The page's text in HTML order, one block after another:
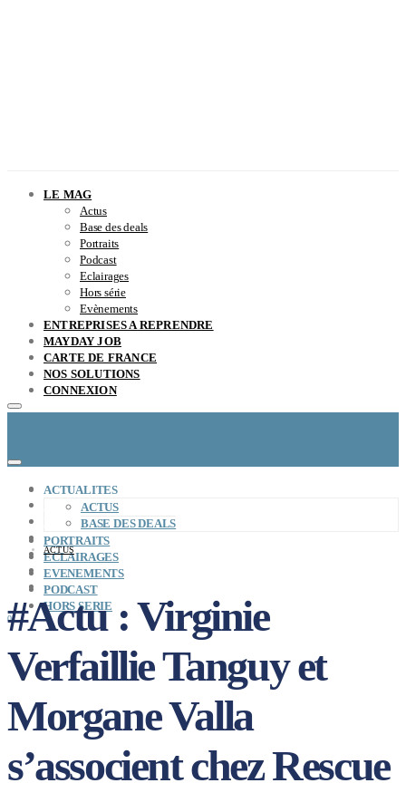
LE MAG
Actus
Base des deals
Portraits
Podcast
Eclairages
Hors série
Evènements
ENTREPRISES A REPRENDRE
MAYDAY JOB
CARTE DE FRANCE
NOS SOLUTIONS
CONNEXION
CONCEPT
LE MAG
ENTREPRISES A REPRENDRE
MAYDAY JOB
CARTE DE FRANCE
NOS SOLUTIONS
CONNEXION
0
ACTUALITES
ACTUS
BASE DES DEALS
PORTRAITS
ECLAIRAGES
EVENEMENTS
PODCAST
HORS SERIE
ACTUS
#Actu : Virginie
Verfaillie Tanguy et
Morgane Valla
s’associent chez Rescue